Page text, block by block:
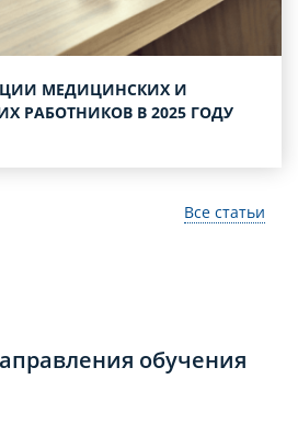
МЕДИЦИНСКИХ И
РАБОТНИКОВ В 2025 ГОДУ
Все статьи
обучения